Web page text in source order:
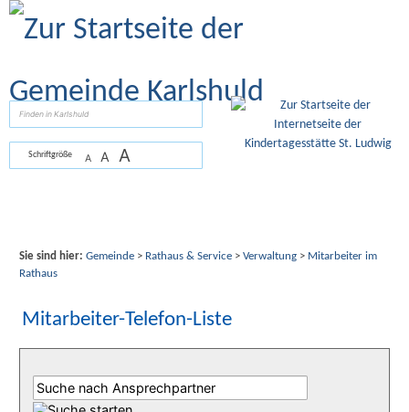
Zum Inhalt
Schriftgröße A A A
Sie sind hier: Gemeinde> Rathaus & Service> Verwaltung> Mitarbeiter im
Rathaus
Mitarbeiter-Telefon-Liste